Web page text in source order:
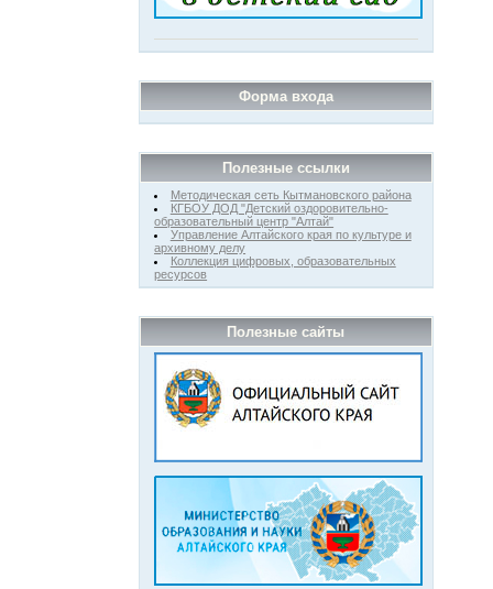
Форма входа
Полезные ссылки
Методическая сеть Кытмановского района
КГБОУ ДОД "Детский оздоровительно-
образовательный центр "Алтай"
Управление Алтайского края по культуре и
архивному делу
Коллекция цифровых, образовательных
ресурсов
Полезные сайты